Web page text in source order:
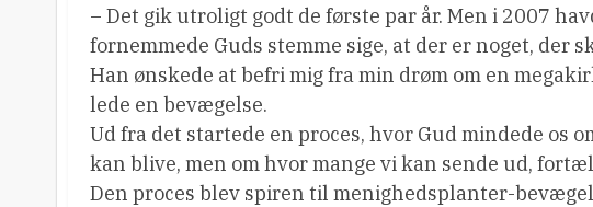
– Det gik utroligt godt de første par år. Men i 2007
fornemmede Guds stemme sige, at der er noget, der
Han ønskede at befri mig fra min drøm om en
lede en bevægelse.
Ud fra det startede en proces, hvor Gud mindede os
kan blive, men om hvor mange vi kan sende ud,
Den proces blev spiren til menighedsplanter-